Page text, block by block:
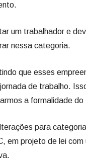
um trabalhador e
nessa categoria.
que esses
de trabalho.
a formalidade
para
em projeto de lei com